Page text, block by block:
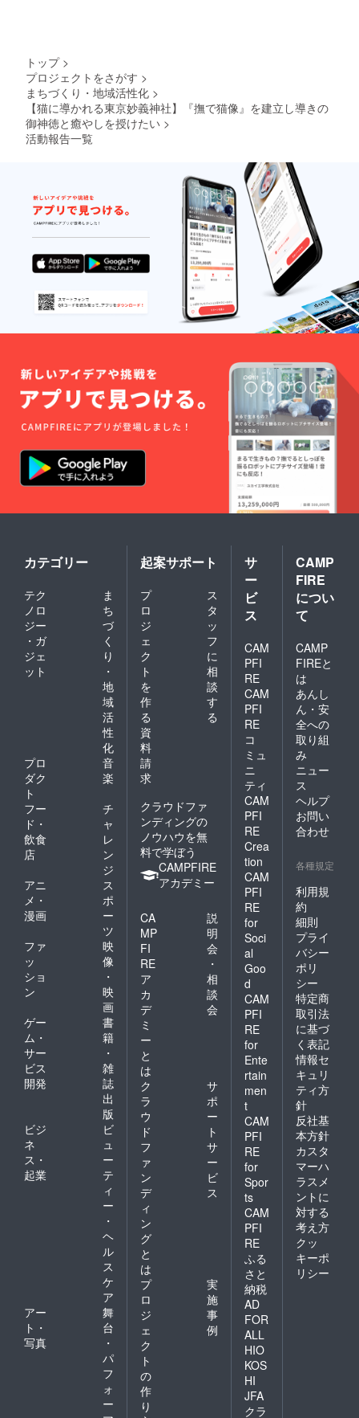
ること
原則と
して支
援者様
のご負
担とな
ります
ので、
事前に
各国の
規定を
ご確認
くださ
い。 ​​⑥
海外配
加費用
は、支
援後に
プロ
ジェク
ナーま
たは配
送業者
から別
されま
送料見
積もり
https://
www.te
nso.co
m/en/es
timate
転送コ
ムご登
IREで使
用した
メール
アドレ
スをご
利用く
ださ
い。 ③
リター
ンが転
送コム
倉庫に
届き次
第、同
き発送
が進行
しま
す。 ④
倉庫到
着から
30日以
内に登
録がな
い場
合、商
品はプ
オー
ナーへ
返送さ
れま
す。 ⑤
国・地
関税が
発生す
ること
があり
ます。
関税は
原則と
して支
援者様
のご負
担とな
ります
ので、
事前に
各国の
ご確認
くださ
い。 ​​⑥
海外配
送料を
含む追
加費用
は、支
援後に
プロ
ジェク
トオー
ナーま
たは配
送業者
から別
途案内
されま
す。 各
国の配
送料見
積もり
https://
www.te
nso.co
m/en/es
timate
トップ >
プロジェクトをさがす >
まちづくり・地域活性化 >
【猫に導かれる東京妙義神社】『撫で猫像』を建立し導きの
御神徳と癒やしを授けたい >
活動報告一覧
カテゴリー
テク
ノロ
ジー
・ガ
ジェ
ット
ま
ち
づ
く
り
・
地
域
活
性
化
プロ
ダク
ト
音
楽
フー
ド・
飲食
店
チ
ャ
レ
ン
ジ
アニ
メ・
漫画
ス
ポ
ー
ツ
ファ
ッ
ショ
ン
映
像
・
映
画
ゲー
ム・
サー
ビス
開発
書
籍
・
雑
誌
出
版
ビジ
ネ
ス・
起業
ビ
ュ
ー
テ
ィ
ー
・
ヘ
ル
ス
ケ
ア
アー
ト・
写真
舞
台
・
パ
フ
ォ
ー
起案サポート
プ
ロ
ジ
ェ
ク
ト
を
作
る
ス
タ
ッ
フ
に
相
談
す
る
資
料
請
求
クラウドファ
ンディングの
ノウハウを無
料で学ぼう
CAMPFIRE
アカデミー
CA
MP
FI
RE
ア
カ
デ
ミ
ー
と
は
説
明
会
・
相
談
会
ク
ラ
ウ
ド
フ
ァ
ン
デ
ィ
ン
グ
と
は
サ
ポ
ー
ト
サ
ー
ビ
ス
プ
ロ
ジ
ェ
ク
ト
の
作
り
実
施
事
例
サ
ー
ビ
ス
CAM
PFI
RE
CAM
PFI
RE
コ
ミュ
ニ
ティ
CAM
PFI
RE
Crea
tion
CAM
PFI
RE
for
Soci
al
Goo
d
CAM
PFI
RE
for
Ente
rtain
men
t
CAM
PFI
RE
for
Spor
ts
CAM
PFI
RE
ふる
さと
納税
AD
FOR
ALL
HIO
KOS
HI
JFA
クラ
CAMP
FIRE
につい
て
CAMP
FIREと
は
あんし
ん・安
全への
取り組
み
ニュー
ス
ヘルプ
お問い
合わせ
各種規定
利用規
約
細則
プライ
バシー
ポリ
シー
特定商
取引法
に基づ
く表記
情報セ
キュリ
ティ方
針
反社基
本方針
カスタ
マーハ
ラスメ
ントに
対する
考え方
クッ
キーポ
リシー